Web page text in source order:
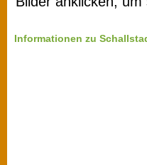
Informationen zu